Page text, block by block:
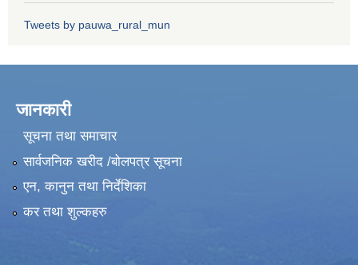
Tweets by pauwa_rural_mun
जानकारी
सूचना तथा समाचार
सार्वजनिक खरीद /बोलपत्र सूचना
एन, कानुन तथा निर्देशिका
कर तथा शुल्कहरु